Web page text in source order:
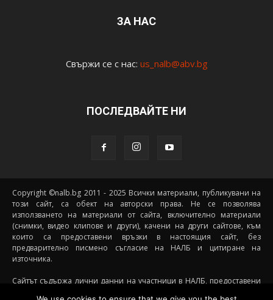
ЗА НАС
Свържи се с нас: us_nalb@abv.bg
ПОСЛЕДВАЙТЕ НИ
Copyright ©nalb.bg 2011 - 2025 Всички материали, публикувани на
този сайт, са обект на авторски права. Не се позволява
използването на материали от сайта, включително материали
(снимки, видео клипове и други), качени на други сайтове, към
които са предоставени връзки в настоящия сайт, без
предварително писмено съгласие на НАЛБ и цитиране на
източника.
Сайтът съдържа лични данни на участници в НАЛБ, предоставени